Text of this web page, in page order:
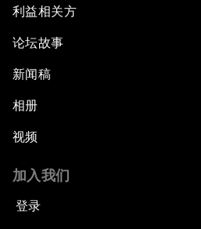
利益相关方
论坛故事
新闻稿
相册
视频
加入我们
登录